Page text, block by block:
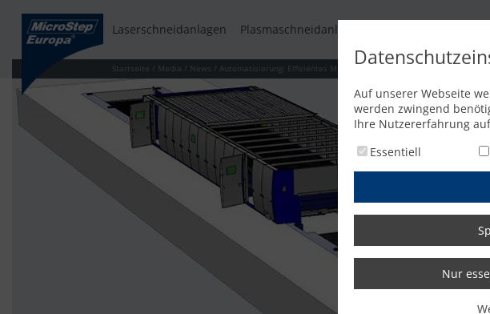
Laserschneidanlagen Plasmaschneidanlagen
Startseite / Media / News / Automatisierung: Effizientes Materialhandling mit MicroStep MSLoop
Auf unserer Webseite
werden zwingend
Ihre Nutzererfahrung
Essentiell
Nur